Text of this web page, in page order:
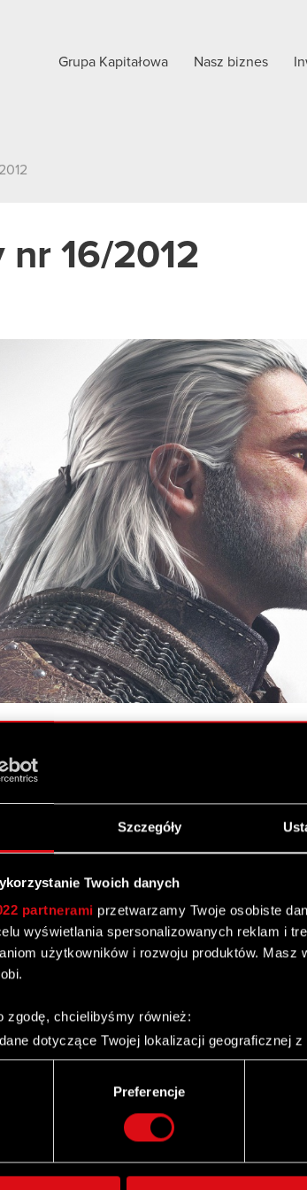
Szczegóły
Twoich danych
partnerami przetwarzamy Twoje osobiste
wyświetlania spersonalizowanych reklam i
użytkowników i rozwoju produktów. Masz
zgodę, chcielibyśmy również:
dotyczące Twojej lokalizacji geograficznej
Twoje urządzenie, aktywnie analizując
odnośnie tego, jak Twoje osobiste dane są
plików cookie możesz zmienić lub
cookie do spersonalizowania treści i reklam,
Preferencje
Grupa Kapitałowa Nasz biznes
nr 16/2012
I
Pieśni przeszłości
Dziki Gon!